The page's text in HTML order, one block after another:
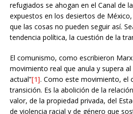
refugiados se ahogan en el Canal de
expuestos en los desiertos de
que las cosas no pueden seguir así.
tendencia política, la cuestión de la
El comunismo, como escribieron Marx
movimiento real que anula y supera
actual”[1]. Como este movimiento, el
transición. Es la abolición de la
valor, de la propiedad privada, del
de violencia racial y de género que